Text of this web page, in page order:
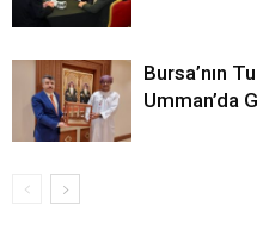
Bursa’nın
Umman’da